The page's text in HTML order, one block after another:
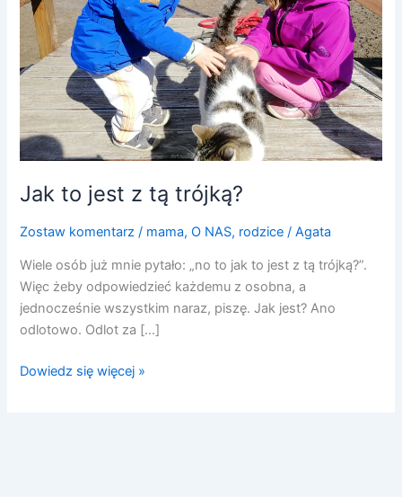
Jak to jest z tą trójką?
Zostaw komentarz / mama,O NAS, rodzice /Agata
Wiele osób już mnie pytało: „no to jak to jest z tą trójką?”.
Więc żeby odpowiedzieć każdemu z osobna, a
jednocześnie wszystkim naraz, piszę. Jak jest? Ano
odlotowo. Odlot za […]
trójką?
Dowiedz się więcej »